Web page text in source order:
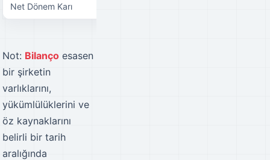
Net Dönem Karı
Not: Bilanço esasen
bir şirketin
varlıklarını,
yükümlülüklerini ve
öz kaynaklarını
belirli bir tarih
aralığında